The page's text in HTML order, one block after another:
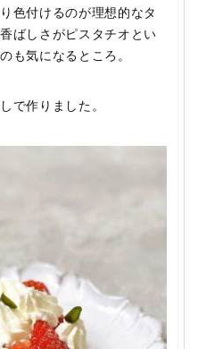
色付けるのが理想的なタ
ばしさがピスタチオとい
も気になるところ。
で作りました。